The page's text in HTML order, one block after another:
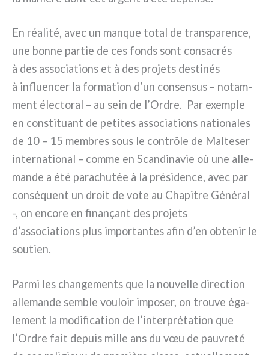
En réa­li­té, avec un man­que total de trans­pa­ren­ce,
une bon­ne par­tie de ces fonds sont con­sa­crés
à des asso­cia­tions et à des pro­je­ts desti­nés
à influen­cer la for­ma­tion d’un con­sen­sus – notam­
ment élec­to­ral – au sein de l’Ordre. Par exem­ple
en con­sti­tuant de peti­tes asso­cia­tions natio­na­les
de 10 – 15 mem­bres sous le con­trô­le de Malteser
inter­na­tio­nal – com­me en Scandinavie où une alle­
man­de a été para­chu­tée à la pré­si­den­ce, avec par
con­sé­quent un droit de vote au Chapitre Général
-, on enco­re en fina­nçant des pro­je­ts
d’associations plus impor­tan­tes afin d’en obte­nir le
sou­tien.
Parmi les chan­ge­men­ts que la nou­vel­le direc­tion
alle­man­de sem­ble vou­loir impo­ser, on trou­ve éga­
le­ment la modi­fi­ca­tion de l’interprétation que
l’Ordre fait depuis mil­le ans du vœu de pau­vre­té